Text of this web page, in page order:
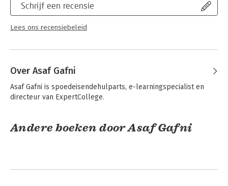
Schrijf een recensie
Lees ons recensiebeleid
Over Asaf Gafni
Asaf Gafni is spoedeisendehulparts, e-learningspecialist en
directeur van ExpertCollege.
Andere boeken door Asaf Gafni